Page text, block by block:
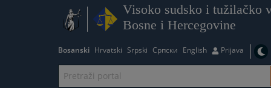
Visoko sudsko i tužilačko
Bosne i Hercegovine
Bosanski Hrvatski Srpski Српски English Prijava